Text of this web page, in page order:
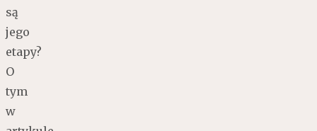
są
jego
etapy?
O
tym
w